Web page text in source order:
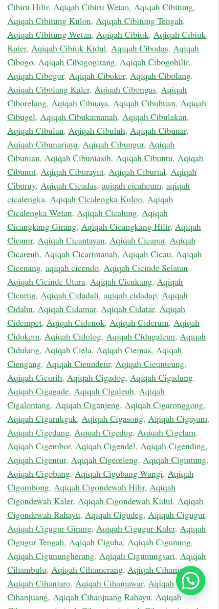
Cibiru Hilir, Aqiqah Cibiru Wetan, Aqiqah Cibitung,
Aqiqah Cibitung Kulon, Aqiqah Cibitung Tengah,
Aqiqah Cibitung Wetan, Aqiqah Cibiuk, Aqiqah Cibiuk
Kaler, Aqiqah Cibiuk Kidul, Aqiqah Cibodas, Aqiqah
Cibogo, Aqiqah Cibogogirang, Aqiqah Cibogohilir,
Aqiqah Cibogor, Aqiqah Cibokor, Aqiqah Cibolang,
Aqiqah Cibolang Kaler, Aqiqah Cibongas, Aqiqah
Ciborelang, Aqiqah Cibuaya, Aqiqah Cibubuan, Aqiqah
Cibugel, Aqiqah Cibukamanah, Aqiqah Cibulakan,
Aqiqah Cibulan, Aqiqah Cibuluh, Aqiqah Cibunar,
Aqiqah Cibunarjaya, Aqiqah Cibungur, Aqiqah
Cibunian, Aqiqah Cibuniasih, Aqiqah Cibuntu, Aqiqah
Cibunut, Aqiqah Ciburayut, Aqiqah Ciburial, Aqiqah
Ciburuy, Aqiqah Cicadas, aqiqah cicaheum, aqiqah
cicalengka, Aqiqah Cicalengka Kulon, Aqiqah
Cicalengka Wetan, Aqiqah Cicalung, Aqiqah
Cicangkang Girang, Aqiqah Cicangkang Hilir, Aqiqah
Cicanir, Aqiqah Cicantayan, Aqiqah Cicapar, Aqiqah
Cicareuh, Aqiqah Cicarimanah, Aqiqah Cicau, Aqiqah
Cicenang, aqiqah cicendo, Aqiqah Cicinde Selatan,
Aqiqah Cicinde Utara, Aqiqah Cicukang, Aqiqah
Cicurug, Aqiqah Cidadali, aqiqah cidadap, Aqiqah
Cidahu, Aqiqah Cidamar, Aqiqah Cidatar, Aqiqah
Cidempet, Aqiqah Cidenok, Aqiqah Ciderum, Aqiqah
Cidokom, Aqiqah Cidolog, Aqiqah Cidugaleun, Aqiqah
Cidulang, Aqiqah Ciela, Aqiqah Ciemas, Aqiqah
Ciengang, Aqiqah Cieundeur, Aqiqah Cieunteung,
Aqiqah Cieurih, Aqiqah Cigadog, Aqiqah Cigadung,
Aqiqah Cigagade, Aqiqah Cigaleuh, Aqiqah
Cigalontang, Aqiqah Ciganjeng, Aqiqah Cigaronggong,
Aqiqah Cigarukgak, Aqiqah Cigasong, Aqiqah Cigayam,
Aqiqah Cigedang, Aqiqah Cigedug, Aqiqah Cigelam,
Aqiqah Cigembor, Aqiqah Cigendel, Aqiqah Cigending,
Aqiqah Cigentur, Aqiqah Cigereleng, Aqiqah Cigintung,
Aqiqah Cigobang, Aqiqah Cigobang Wangi, Aqiqah
Cigombong, Aqiqah Cigondewah Hilir, Aqiqah
Cigondewah Kaler, Aqiqah Cigondewah Kidul, Aqiqah
Cigondewah Rahayu, Aqiqah Cigudeg, Aqiqah Cigugur,
Aqiqah Cigugur Girang, Aqiqah Cigugur Kaler, Aqiqah
Cigugur Tengah, Aqiqah Ciguha, Aqiqah Cigunung,
Aqiqah Cigunungherang, Aqiqah Cigunungsari, Aqiqah
Cihambulu, Aqiqah Cihamerang, Aqiqah Cihampelas,
Aqiqah Cihanjaro, Aqiqah Cihanjawar,Aqiqah
Cihanjuang, Aqiqah Cihanjuang Rahayu, Aqiqah
Chat Sekarang